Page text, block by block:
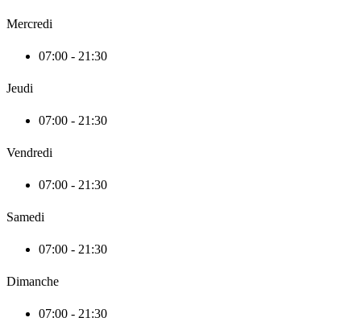
Mercredi
07:00 - 21:30
Jeudi
07:00 - 21:30
Vendredi
07:00 - 21:30
Samedi
07:00 - 21:30
Dimanche
07:00 - 21:30